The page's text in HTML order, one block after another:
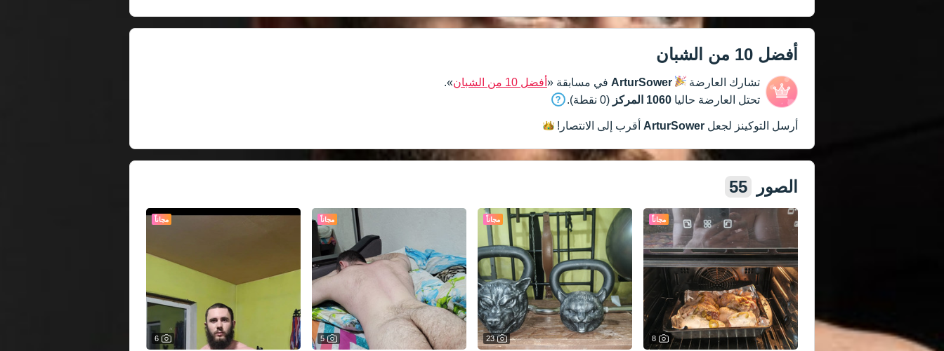
أفضل 10 من الشبان
تشارك العارضة ArturSower في مسابقة « أفضل 10 من الشبان
».
تحتل العارضة حاليا 1060 المركز (0 نقطة).
أرسل التوكينز لجعل ArturSower أقرب إلى الانتصار!
الصور 55
مجاناً
8
مجاناً
23
مجاناً
5
مجاناً
6